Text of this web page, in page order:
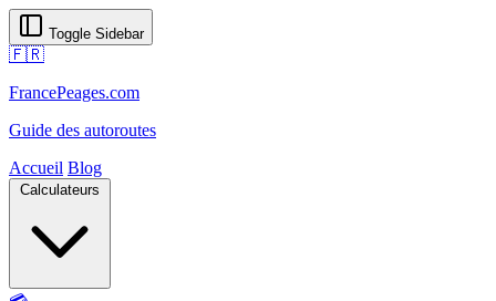
Toggle Sidebar
🇫🇷
FrancePeages.com
Guide des autoroutes
Accueil Blog
Calculateurs